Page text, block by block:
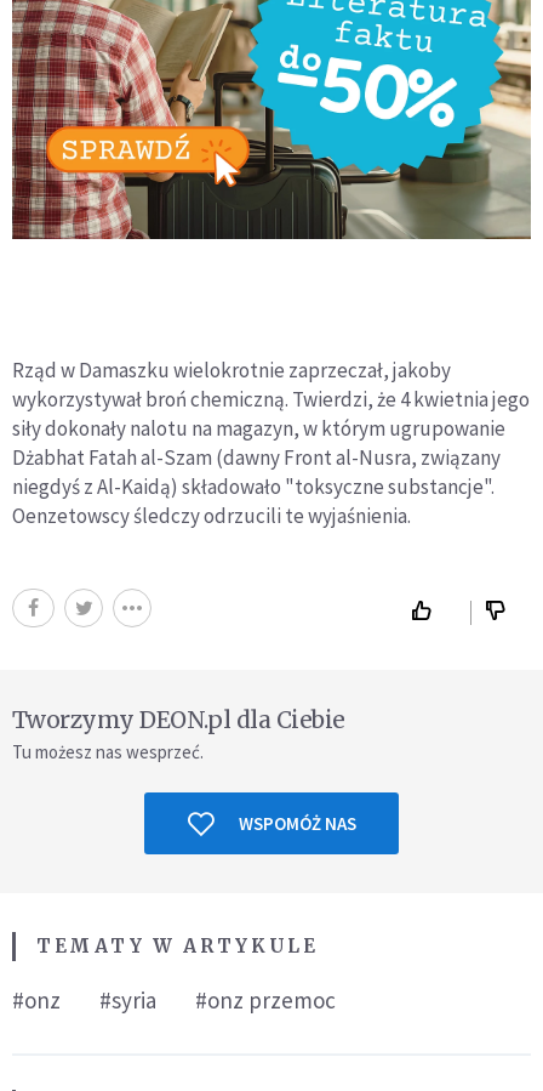
Rząd w Damaszku wielokrotnie zaprzeczał, jakoby
wykorzystywał broń chemiczną. Twierdzi, że 4 kwietnia jego
siły dokonały nalotu na magazyn, w którym ugrupowanie
Dżabhat Fatah al-Szam (dawny Front al-Nusra, związany
niegdyś z Al-Kaidą) składowało "toksyczne substancje".
Oenzetowscy śledczy odrzucili te wyjaśnienia.
Tworzymy DEON.pl dla Ciebie
Tu możesz nas wesprzeć.
WSPOMÓŻ NAS
TEMATY W ARTYKULE
#onz #syria #onz przemoc